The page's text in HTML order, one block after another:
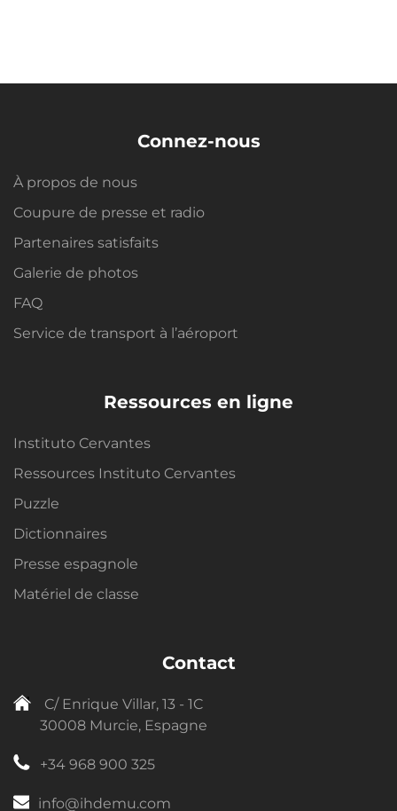
Connez-nous
À propos de nous
Coupure de presse et radio
Partenaires satisfaits
Galerie de photos
FAQ
Service de transport à l’aéroport
Ressources en ligne
Instituto Cervantes
Ressources Instituto Cervantes
Puzzle
Dictionnaires
Presse espagnole
Matériel de classe
Contact
C/ Enrique Villar, 13 - 1C
30008 Murcie, Espagne
+34 968 900 325
info@ihdemu.com